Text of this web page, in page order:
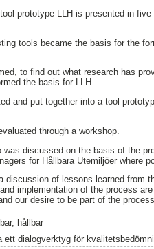
prototype LLH is presented in
tools became the basis for the
to find out what research has
the basis for LLH.
and put together into a tool
through a workshop.
discussed on the basis of the
for Hållbara Utemiljöer where
discussion of lessons learned from
implementation of the process
our desire to be part of the
hållbar
ett dialogverktyg för